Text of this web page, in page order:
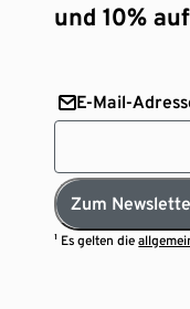
und 10%
E-Mail-
Zum
¹ Es gelten die